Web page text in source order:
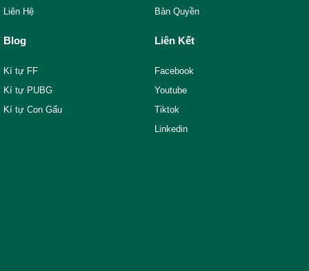
Liên Hệ
Bản Quyền
Blog
Kí tự FF
Kí tự PUBG
Kí tự Con Gấu
Liên Kết
Facebook
Youtube
Tiktok
Linkedin